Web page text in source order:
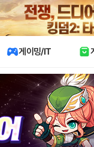
게이밍/IT